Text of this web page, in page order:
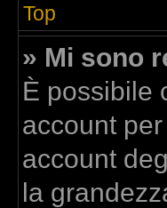
Top
» Mi sono
È possibile
account
account
la